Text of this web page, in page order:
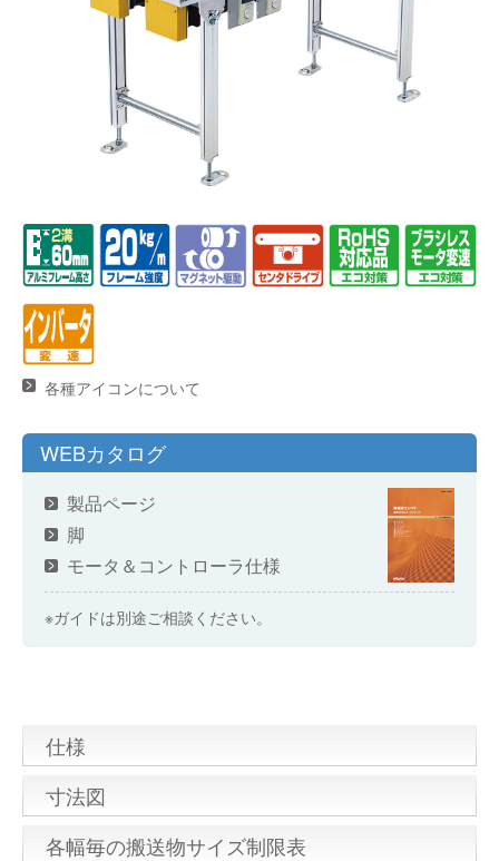
バーチカル装置（垂直搬送機）
オークラの取組み
サイトポリシー
各種アイコンについて
WEBカタログ
製品ページ
脚
モータ＆コントローラ仕様
※ガイドは別途ご相談ください。
仕様
寸法図
各幅毎の搬送物サイズ制限表